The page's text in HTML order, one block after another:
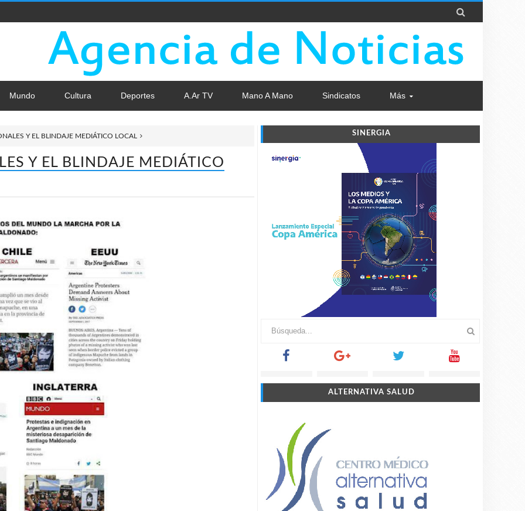

Mundo Cultura Deportes A.Ar TV Mano A Mano Sindicatos Más
Y EL BLINDAJE MEDIÁTICO LOCAL
Y EL BLINDAJE MEDIÁTICO
SINERGIA
ALTERNATIVA SALUD